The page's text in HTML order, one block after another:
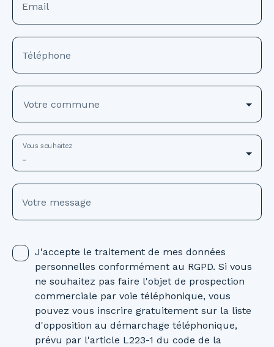
Email
Téléphone
Votre commune
-
Vous souhaitez
Votre message
J'accepte le traitement de mes données
personnelles conformément au RGPD. Si vous
ne souhaitez pas faire l'objet de prospection
commerciale par voie téléphonique, vous
pouvez vous inscrire gratuitement sur la liste
d'opposition au démarchage téléphonique,
prévu par l'article L223-1 du code de la